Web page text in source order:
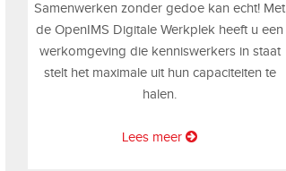
Samenwerken zonder gedoe kan echt! Met
de OpenIMS Digitale Werkplek heeft u een
werkomgeving die kenniswerkers in staat
stelt het maximale uit hun capaciteiten te
halen.
Lees meer